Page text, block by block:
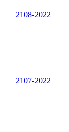
2108-2022
2107-2022